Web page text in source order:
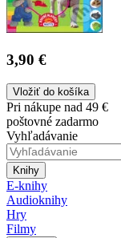
3,90 €
Vložiť do košíka
Pri nákupe nad 49 €
poštovné zadarmo
Vyhľadávanie
Knihy
E-knihy
Audioknihy
Hry
Filmy